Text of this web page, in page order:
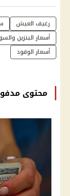
رغيف العيش
أسعار البنزين
أسعار الوقود
محتوى